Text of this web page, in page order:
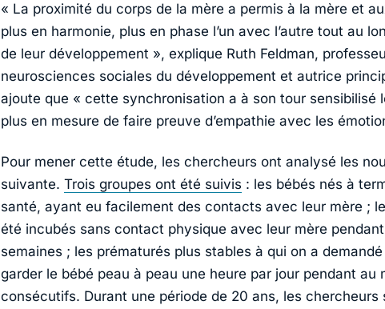
« La proximité du corps de la mère a permis à la mère et
plus en harmonie, plus en phase l’un avec l’autre tout au
de leur développement », explique Ruth Feldman,
neurosciences sociales du développement et autrice
ajoute que « cette synchronisation a à son tour sensibilisé
plus en mesure de faire preuve d’empathie avec les
Pour mener cette étude, les chercheurs ont analysé les
suivante. Trois groupes ont été suivis : les bébés nés à
santé, ayant eu facilement des contacts avec leur mère ;
été incubés sans contact physique avec leur mère
semaines ; les prématurés plus stables à qui on a
garder le bébé peau à peau une heure par jour pendant au
consécutifs. Durant une période de 20 ans, les chercheurs